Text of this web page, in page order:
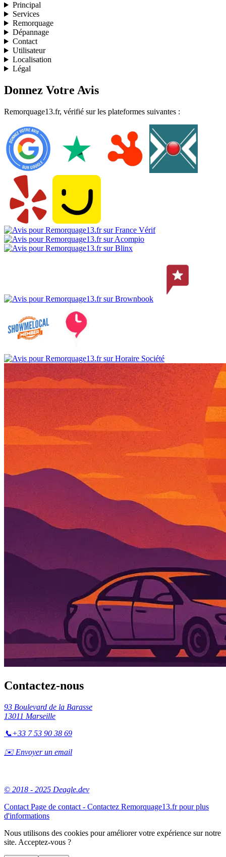
Principal
Services
Remorquage
Dépannage
Contact
Utilisateur
Localisation
Légal
Donnez Votre Avis
Remorquage13.fr, vérifié sur les plateformes suivantes :
Contactez-nous
93 Boulevard de la Barasse
13011 Marseille
📞+33 7 53 90 38 69
✉️ Envoyer un email
© 2018 - 2025 Deagle.dev
Contact Page de contact - Contactez Remorquage13.fr pour plus
d'informations
Nous utilisons des cookies pour améliorer votre expérience sur notre
site. Acceptez-vous ?